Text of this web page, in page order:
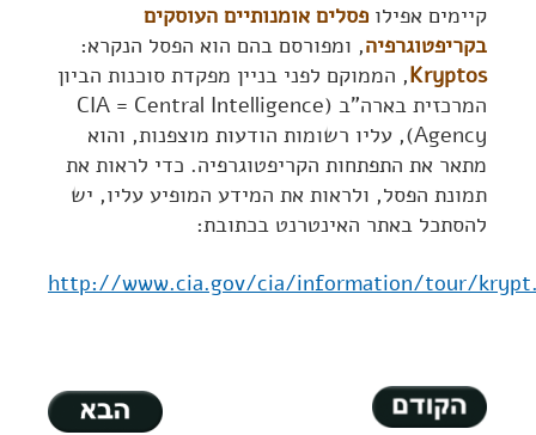
קיימים אפילו פסלים אומנותיים העוסקים
בקריפטוגרפיה, ומפורסם בהם הוא הפסל הנקרא:
Kryptos, הממוקם לפני בניין מפקדת סוכנות הביון
המרכזית בארה"ב (CIA = Central Intelligence
Agency), עליו רשומות הודעות מוצפנות, והוא
מתאר את התפתחות הקריפטוגרפיה. כדי לראות את
תמונת הפסל, ולראות את המידע המופיע עליו, יש
להסתכל באתר האינטרנט בכתובת:
http://www.cia.gov/cia/information/tour/